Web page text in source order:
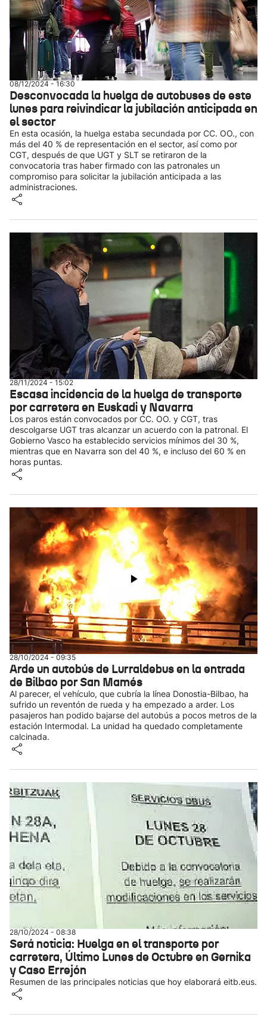
08/12/2024 - 16:30
Desconvocada la huelga de autobuses de este
lunes para reivindicar la jubilación anticipada en
el sector
En esta ocasión, la huelga estaba secundada por CC. OO., con
más del 40 % de representación en el sector, así como por
CGT, después de que UGT y SLT se retiraron de la
convocatoria tras haber firmado con las patronales un
compromiso para solicitar la jubilación anticipada a las
administraciones.
28/11/2024 - 15:02
Escasa incidencia de la huelga de transporte
por carretera en Euskadi y Navarra
Los paros están convocados por CC. OO. y CGT, tras
descolgarse UGT tras alcanzar un acuerdo con la patronal. El
Gobierno Vasco ha establecido servicios mínimos del 30 %,
mientras que en Navarra son del 40 %, e incluso del 60 % en
horas puntas.
28/10/2024 - 09:35
Arde un autobús de Lurraldebus en la entrada
de Bilbao por San Mamés
Al parecer, el vehículo, que cubría la línea Donostia-Bilbao, ha
sufrido un reventón de rueda y ha empezado a arder. Los
pasajeros han podido bajarse del autobús a pocos metros de la
estación Intermodal. La unidad ha quedado completamente
calcinada.
28/10/2024 - 08:38
Será noticia: Huelga en el transporte por
carretera, Último Lunes de Octubre en Gernika
y Caso Errejón
Resumen de las principales noticias que hoy elaborará eitb.eus.